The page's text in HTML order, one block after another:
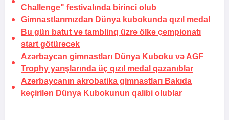
Challenge" festivalında birinci olub
Gimnastlarımızdan Dünya kubokunda qızıl medal
Bu gün batut və tamblinq üzrə ölkə çempionatı
start götürəcək
Azərbaycan gimnastları Dünya Kuboku və AGF
Trophy yarışlarında üç qızıl medal qazanıblar
Azərbaycanın akrobatika gimnastları Bakıda
keçirilən Dünya Kubokunun qalibi olublar